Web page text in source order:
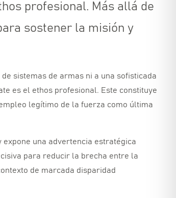
profesional. Más allá de
sostener la misión y
sistemas de armas ni a una sofisticada
es el ethos profesional. Este constituye
legítimo de la fuerza como última
expone una advertencia estratégica
para reducir la brecha entre la
de marcada disparidad